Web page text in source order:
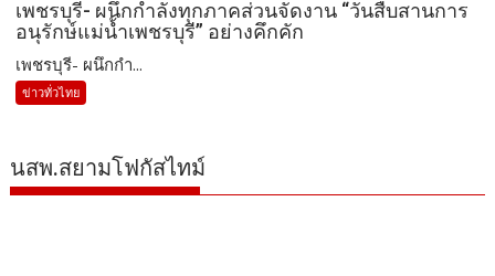
เพชรบุรี- ผนึกกำลังทุกภาคส่วนจัดงาน “วันสืบสานการ
อนุรักษ์แม่น้ำเพชรบุรี” อย่างคึกคัก
เพชรบุรี- ผนึกกำ...
ข่าวทั่วไทย
นสพ.สยามโฟกัสไทม์